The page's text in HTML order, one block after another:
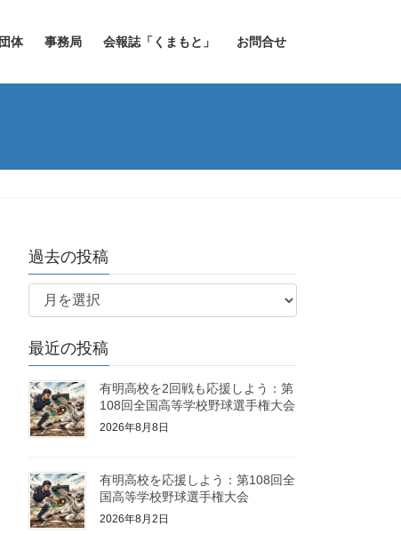
体 事務局 会報誌「くまもと」 お問合せ
過去の投稿
過
投
稿
最近の投稿
有明高校を2回戦も応援しよう：第
108回全国高等学校野球選手権大会
2026年8月8日
有明高校を応援しよう：第108回全
国高等学校野球選手権大会
2026年8月2日